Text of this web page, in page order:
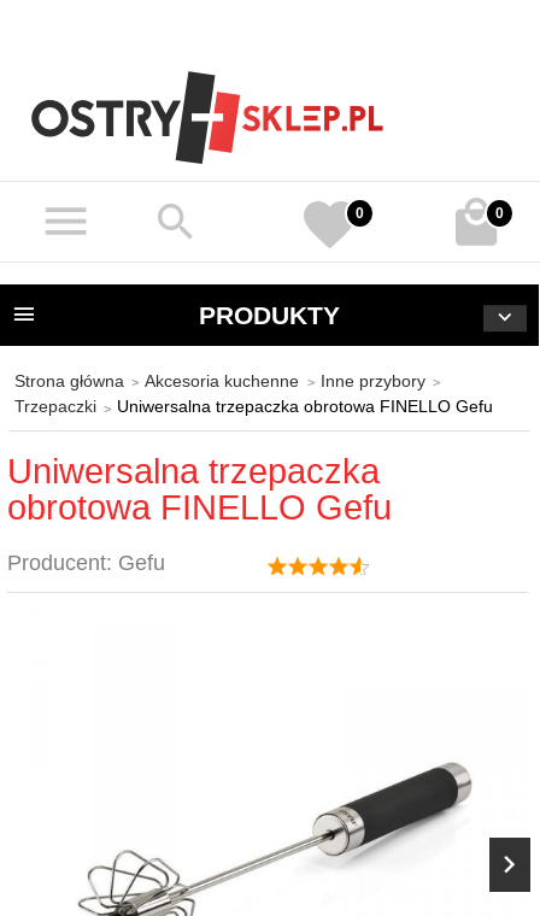
0
PRODUKTY
Strona główna Akcesoria kuchenne
Inne przybory
Trzepaczki
Uniwersalna trzepaczka obrotowa FINELLO Gefu
Uniwersalna trzepaczka
obrotowa FINELLO Gefu
Producent: Gefu